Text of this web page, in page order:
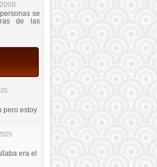
se
de las
pero estoy
era el